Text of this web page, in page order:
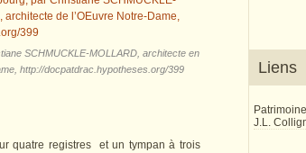
SCHMUCKLE-MOLLARD, architecte en
http://docpatdrac.hypotheses.org/399
quatre registres et un tympan à trois
Liens
J.L.